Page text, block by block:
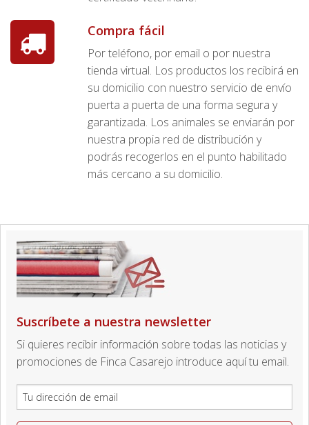
Compra fácil
Por teléfono, por email o por nuestra
tienda virtual. Los productos los recibirá en
su domicilio con nuestro servicio de envío
puerta a puerta de una forma segura y
garantizada. Los animales se enviarán por
nuestra propia red de distribución y
podrás recogerlos en el punto habilitado
más cercano a su domicilio.
Suscríbete a nuestra newsletter
Si quieres recibir información sobre todas las noticias y
promociones de Finca Casarejo introduce aquí tu email.